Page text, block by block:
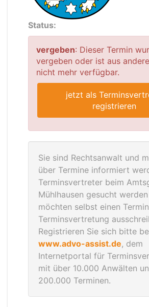
Status:
vergeben: Dieser Termin
vergeben oder ist aus
nicht mehr verfügbar.
jetzt als
registrieren
Sie sind Rechtsanwalt und
über Termine informiert
Terminsvertreter beim
Mühlhausen gesucht
möchten selbst einen
Terminsvertretung
Registrieren Sie sich bitte
www.advo-assist.de, dem
Internetportal für
mit über 10.000 Anwälten
200.000 Terminen.